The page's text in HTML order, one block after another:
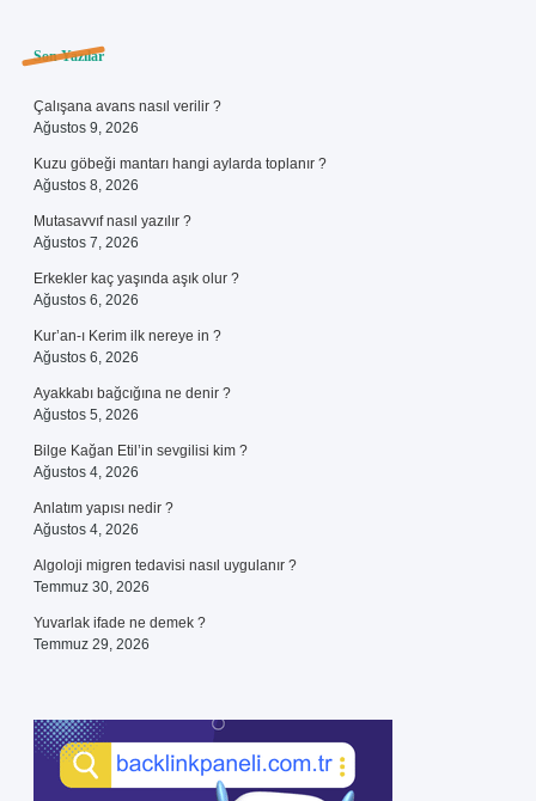
Sidebar
Son Yazılar
Çalışana avans nasıl verilir ?
Ağustos 9, 2026
Kuzu göbeği mantarı hangi aylarda toplanır ?
Ağustos 8, 2026
Mutasavvıf nasıl yazılır ?
Ağustos 7, 2026
Erkekler kaç yaşında aşık olur ?
Ağustos 6, 2026
Kur’an-ı Kerim ilk nereye in ?
Ağustos 6, 2026
Ayakkabı bağcığına ne denir ?
Ağustos 5, 2026
Bilge Kağan Etil’in sevgilisi kim ?
Ağustos 4, 2026
Anlatım yapısı nedir ?
Ağustos 4, 2026
Algoloji migren tedavisi nasıl uygulanır ?
Temmuz 30, 2026
Yuvarlak ifade ne demek ?
Temmuz 29, 2026